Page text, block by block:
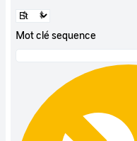
Mot clé sequence